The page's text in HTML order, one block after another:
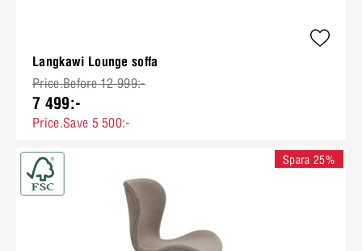
Langkawi Lounge soffa
Price.Before 12 999:-
7 499:-
Price.Save 5 500:-
Spara 25%